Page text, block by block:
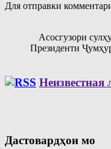
Для отправки
Асосгузори
Президенти
Неизвестная
Дастовардҳои мо